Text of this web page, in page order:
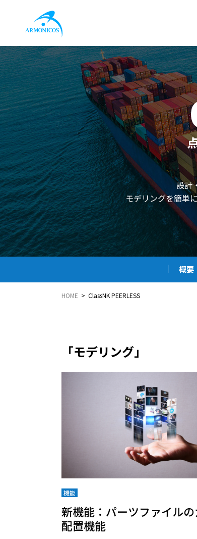
設計
モデリングを簡単
概要
HOME > ClassNK PEERLESS
「モデリング」
機能
新機能：パーツファイル
配置機能